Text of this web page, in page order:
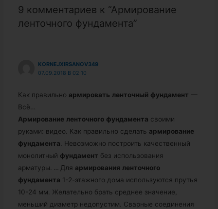
9 комментариев к “Армирование
ленточного фундамента”
KORNEJXIRSANOV349
07.09.2018 В 02:10
Как правильно армировать ленточный фундамент —
Всё…
Армирование ленточного фундамента своими
руками: видео. Как правильно сделать армирование
фундамента . Невозможно построить качественный
монолитный фундамент без использования
арматуры.
… Для армирования ленточного
фундамента 1-2-этажного дома используются прутья
10-24 мм. Желательно брать среднее значение,
меньший диаметр недопустим. Сварные соединения